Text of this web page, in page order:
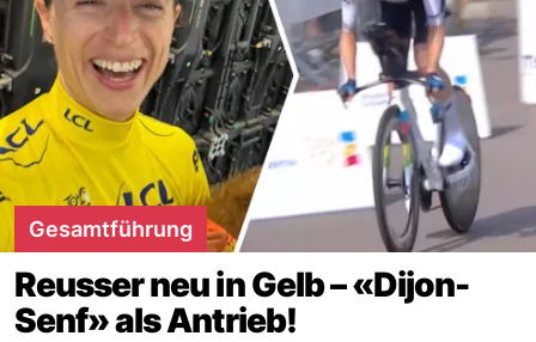
Gesamtführung
Reusser neu in Gelb – «Dijon-
Senf» als Antrieb!